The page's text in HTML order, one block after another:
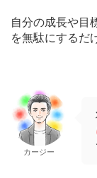
自分の成長や目
を無駄にするだ
カージー